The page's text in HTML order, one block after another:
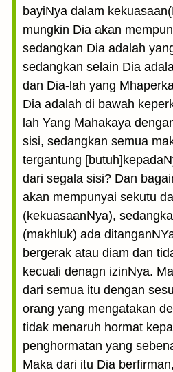
bayiNya dalam
mungkin Dia akan
sedangkan Dia adalah
sedangkan selain Dia
dan Dia-lah yang
Dia adalah di bawah
lah Yang Mahakaya
sisi, sedangkan semua
tergantung
dari segala sisi? Dan
akan mempunyai sekutu
(kekuasaanNya),
(makhluk) ada
bergerak atau diam dan
kecuali denagn izinNya.
dari semua itu dengan
orang yang mengatakan
tidak menaruh hormat
penghormatan yang
Maka dari itu Dia